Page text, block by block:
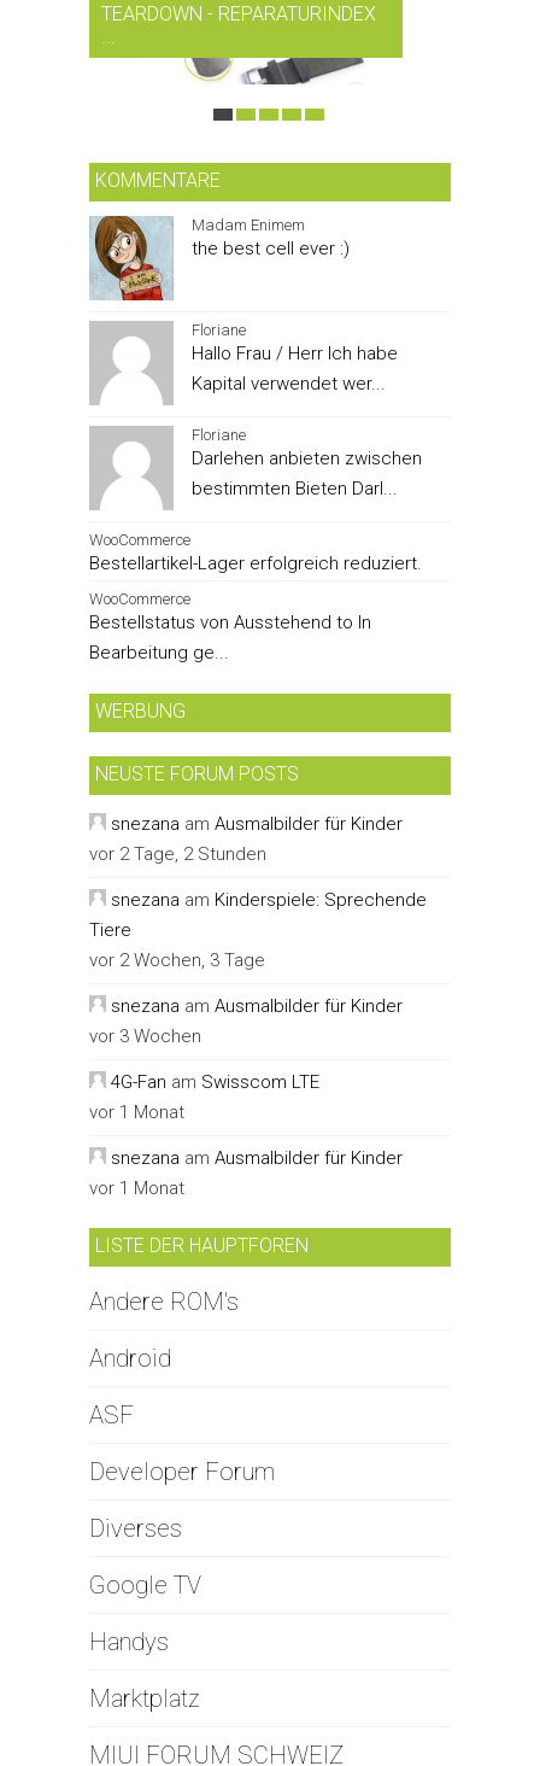
TEARDOWN - REPARATURINDEX
KOMMENTARE
Madam Enimem
the best cell ever :)
Floriane
Hallo Frau / Herr Ich habe
Kapital verwendet wer...
Floriane
Darlehen anbieten zwischen
bestimmten Bieten Darl...
WooCommerce
Bestellartikel-Lager erfolgreich reduziert.
WooCommerce
Bestellstatus von Ausstehend to In
Bearbeitung ge...
WERBUNG
NEUSTE FORUM POSTS
snezana am Ausmalbilder für Kinder
vor 2 Tage, 2 Stunden
snezana am Kinderspiele: Sprechende
Tiere
vor 2 Wochen, 3 Tage
snezana am Ausmalbilder für Kinder
vor 3 Wochen
4G-Fan am Swisscom LTE
vor 1 Monat
snezana am Ausmalbilder für Kinder
vor 1 Monat
LISTE DER HAUPTFOREN
Andere ROM's
Android
ASF
Developer Forum
Diverses
Google TV
Handys
Marktplatz
MIUI FORUM SCHWEIZ